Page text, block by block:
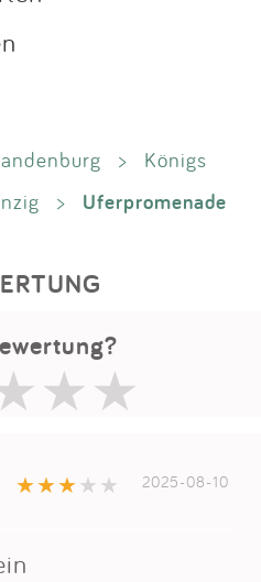
>
Königs
> Uferpromenade
2025-08-10